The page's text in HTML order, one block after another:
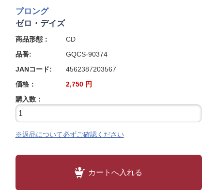
プロング
ゼロ・デイズ
商品形態：
CD
品番:
GQCS-90374
JANコード:
4562387203567
価格：
2,750 円
購入数：
※返品について必ずご確認ください
カートへ入れる